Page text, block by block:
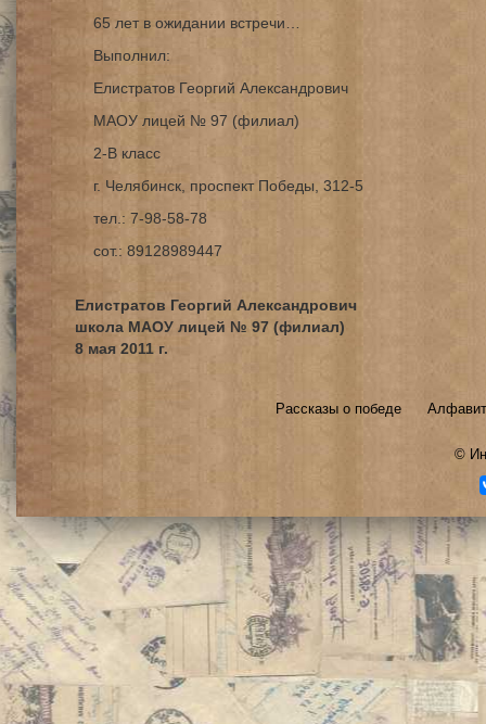
65 лет в ожидании встречи…
Выполнил:
Елистратов Георгий Александрович
МАОУ лицей № 97 (филиал)
2-В класс
г. Челябинск, проспект Победы, 312-5
тел.: 7-98-58-78
сот.: 89128989447
Елистратов Георгий Александрович
школа МАОУ лицей № 97 (филиал)
8 мая 2011 г.
Рассказы о победе
©